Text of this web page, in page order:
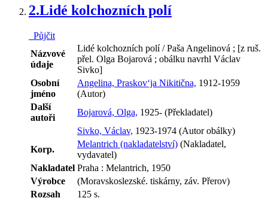
2.Lidé kolchozních polí
Půjčit
Názvové
údaje
Lidé kolchozních polí / Paša Angelinová ; [z ruš.
přel. Olga Bojarová ; obálku navrhl Václav
Sivko]
Osobní
jméno
Angelina, Praskov‘ja Nikitična, 1912-1959
(Autor)
Další
autoři
Bojarová, Olga, 1925- (Překladatel)
Sivko, Václav, 1923-1974 (Autor obálky)
Korp.
Melantrich (nakladatelství) (Nakladatel,
vydavatel)
Nakladatel Praha : Melantrich, 1950
Výrobce
(Moravskoslezské. tiskárny, záv. Přerov)
Rozsah
125 s.